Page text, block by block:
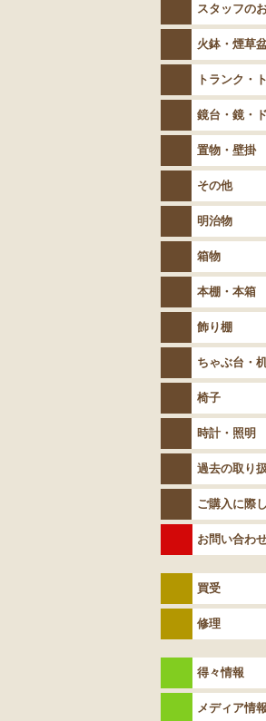
スタッフの
火鉢・煙草
トランク・
鏡台・鏡・
置物・壁掛
その他
明治物
箱物
本棚・本箱
飾り棚
ちゃぶ台・
椅子
時計・照明
過去の取り
ご購入に際
お問い合わ
買受
修理
得々情報
メディア情報